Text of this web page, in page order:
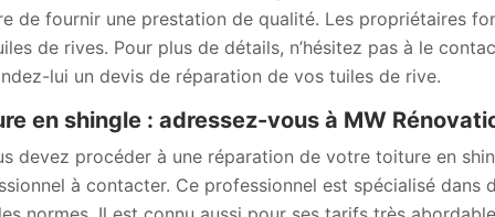
de fournir une prestation de qualité. Les propriétaires
de rives. Pour plus de détails, n’hésitez pas à le
lui un devis de réparation de vos tuiles de rive.
en shingle : adressez-vous à MW
devez procéder à une réparation de votre toiture en
à contacter. Ce professionnel est spécialisé dans